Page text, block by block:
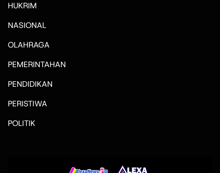
HUKRIM
NASIONAL
OLAHRAGA
PEMERINTAHAN
PENDIDIKAN
PERISTIWA
POLITIK